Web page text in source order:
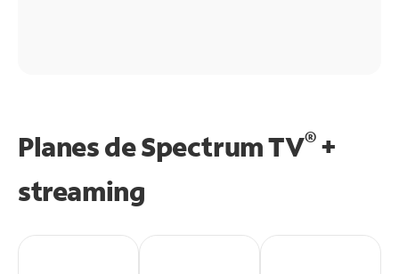
Planes de Spectrum TV®+
streaming